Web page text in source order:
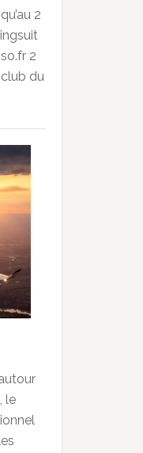
2
2
du
le